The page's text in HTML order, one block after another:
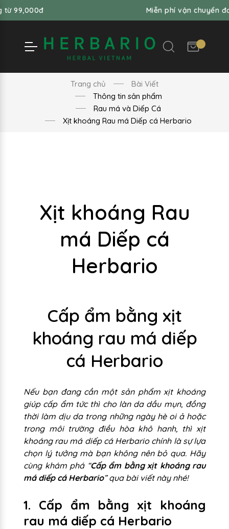
Miễn phí vận chuyển đơn hàng
Trang chủ
Bài Viết
Thông tin sản phẩm
Rau má và Diếp Cá
Xịt khoáng Rau má Diếp cá Herbario
Xịt khoáng Rau
má Diếp cá
Herbario
Cấp ẩm bằng xịt
khoáng rau má diếp
cá Herbario
Nếu bạn đang cần một sản phẩm xịt khoáng
giúp cấp ẩm tức thì cho làn da dầu mụn, đồng
thời làm dịu da trong những ngày hè oi ả hoặc
trong môi trường điều hòa khô hanh, thì xịt
khoáng rau má diếp cá Herbario chính là sự lựa
chọn lý tưởng mà bạn không nên bỏ qua. Hãy
cùng khám phá “Cấp ẩm bằng xịt khoáng rau
má diếp cá Herbario” qua bài viết này nhé!
1. Cấp ẩm bằng xịt khoáng
rau má diếp cá Herbario